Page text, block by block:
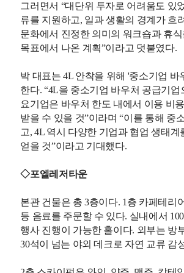
그러면서 “대단위 투자로 어려움도 있
류를 지원하고, 일과 생활의 경계가 흐
문화에서 진정한 의미의 워크숍과 휴
목표에서 나온 계획”이라고 덧붙였다.
박 대표는 4L 안착을 위해 '중소기업 바
한다. “4L을 중소기업 바우처 공급기업
요기업은 바우처 한도 내에서 이용 비
받을 수 있을 것”이라며 “이를 통해 중
고, 4L 역시 다양한 기업과 협업 생태계
얻을 것”이라고 기대했다.
◇포엘레저타운
본관 건물은 총 3층이다. 1층 카페테리
등 음료를 주문할 수 있다. 실내에서
행사 진행이 가능한 홀이다. 외부는 방
30석이 넘는 야외 데크로 자연 교류 감